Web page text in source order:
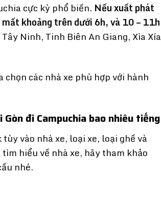
cực kỳ phổ biến. Nếu xuất phát
khoảng trên dưới 6h, và 10 – 11h
Ninh, Tinh Biên An Giang, Xìa Xía
các nhà xe phù hợp với hành
đi Campuchia bao nhiêu tiếng
vào nhà xe, loại xe, loại ghế và
hiểu về nhà xe, hãy tham khảo
nhé.